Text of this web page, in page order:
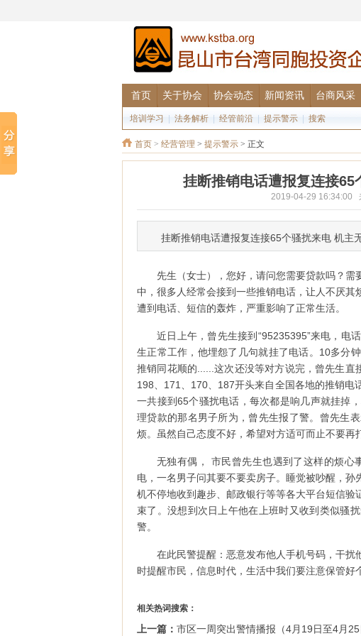
首页 关于协会 协会动态 新闻资讯 台商风采
培训学习 法务解析 经管前沿 提示警示 搜索
首页 > 经营管理 > 提示警示 > 正文
挂断推销电话遭报复连接
2019-04-29 16:34:00
挂断推销电话遭报复连接65个骚扰来电 机主
先生（女士），您好，请问您需要贷款吗？
中，很多人经常会接到一些推销电话，让人不厌
遭到电话、短信的轰炸，严重影响了正常生活。
近日上午，曾先生接到“95235395”来电，电
生正常工作，他埋怨了几句就挂了电话。10多分
推销同花顺的......这次还没等对方说完，曾先生直
198、171、170、187开头来自全国各地的推销电
一共接到65个骚扰电话，每次都是响几声就挂掉
理贷款的那名男子所为，曾先生报了警。曾先生
烦。虽然自己态度不好，希望对方适可而止不要再
无独有偶， 市民曾先生也遇到了这样的烦心
电，一名男子问其要不要卖房子。睡觉被吵醒，
机不停地收到趣步、邮政银行等等各大平台短信
束了。没想到次日上午他在上班时又收到类似骚
警。
在此民警提醒：恶意发布他人手机号码，干
时提醒市民，信息时代，生活中我们要注意保管好
相关热词搜索：
上一篇： 市区一周突出警情播报（4月19日至4月25